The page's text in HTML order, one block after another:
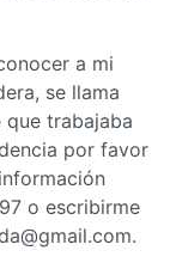
a mi
se llama
que trabajaba
por favor
o escribirme